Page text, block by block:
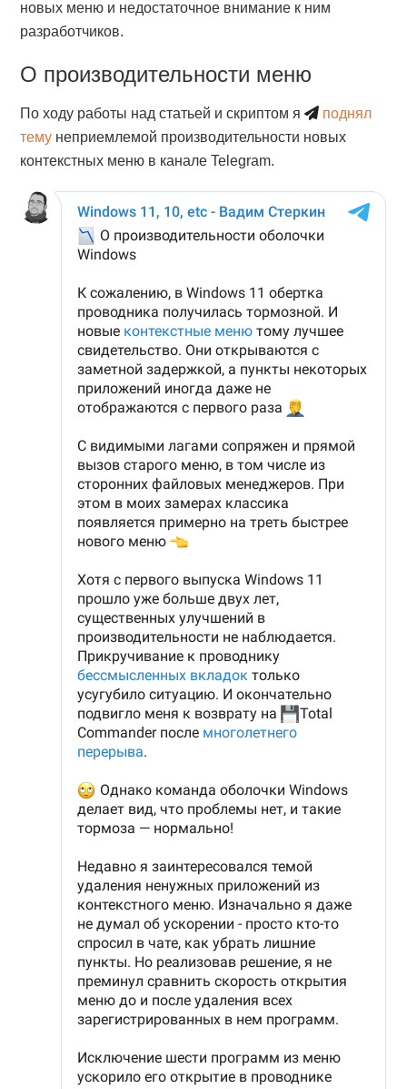
новых меню и недостаточное внимание к ним
разработчиков.
О производительности меню
По ходу работы над статьей и скриптом я
поднял
тему неприемлемой производительности новых
контекстных меню в канале Telegram.